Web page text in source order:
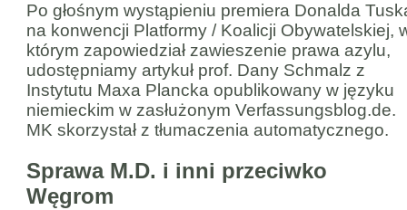
Po głośnym wystąpieniu premiera Donalda
na konwencji Platformy / Koalicji Obywatelskiej,
którym zapowiedział zawieszenie prawa azylu,
udostępniamy artykuł prof. Dany Schmalz z
Instytutu Maxa Plancka opublikowany w języku
niemieckim w zasłużonym Verfassungsblog.de.
MK skorzystał z tłumaczenia automatycznego.
Sprawa M.D. i inni przeciwko
Węgrom